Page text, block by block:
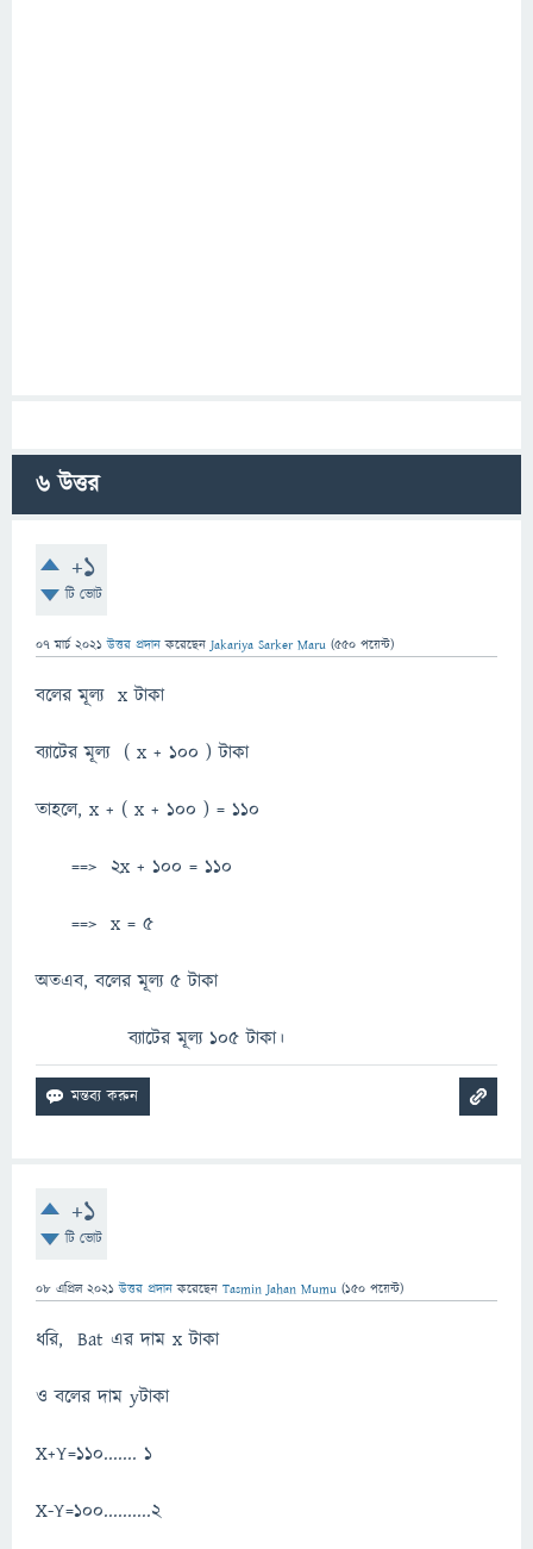
6উত্তর
+1
টি ভোট
07 মার্চ 2021 উত্তর প্রদান করেছেনJakariya Sarker Maru (550 পয়েন্ট)
বলের মূল্য x টাকা
ব্যাটের মূল্য ( x + 100 ) টাকা
তাহলে, x + ( x + 100 ) = 110
==> 2x + 100 = 110
==> x = 5
অতএব, বলের মূল্য 5 টাকা
ব্যাটের মূল্য 105 টাকা।
+1
টি ভোট
08 এপ্রিল 2021 উত্তর প্রদান করেছেন Tasmin Jahan Mumu (150 পয়েন্ট)
ধরি, Bat এর দাম x টাকা
ও বলের দাম yটাকা
X+Y=110....... 1
X-Y=100..........2